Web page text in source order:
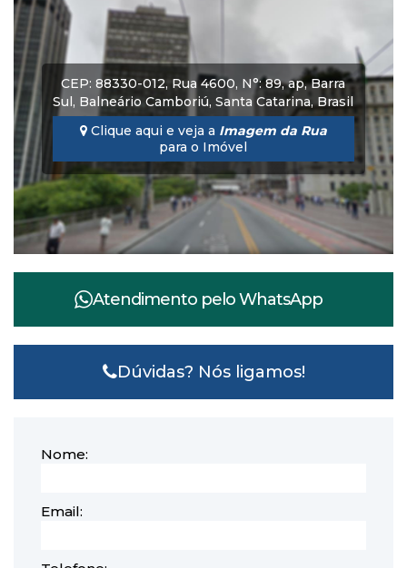
CEP: 88330-012, Rua 4600, N°:89,ap,Barra
Sul, Balneário Camboriú,Santa Catarina,Brasil
Clique aqui e veja a Imagem da Rua
para o Imóvel
Atendimento peloWhatsApp
Dúvidas? Nós ligamos!
Nome:
Email: